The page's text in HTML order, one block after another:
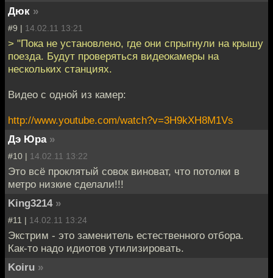
Дюк »
#9 | 14.02.11 13:21
> "Пока не установлено, где они спрыгнули на крышу
поезда. Будут проверяться видеокамеры на
нескольких станциях.
Видео с одной из камер:
http://www.youtube.com/watch?v=3H9kXH8M1Vs
Дэ Юра »
#10 | 14.02.11 13:22
Это всё проклятый совок виноват, что потолки в
метро низкие сделали!!!
King3214 »
#11 | 14.02.11 13:24
Экстрим - это заменитель естественного отбора.
Как-то надо идиотов утилизировать.
Koiru »